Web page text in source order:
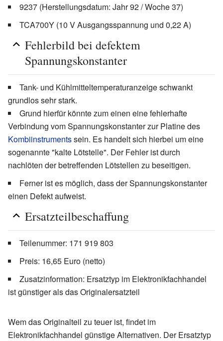
9237 (Herstellungsdatum: Jahr 92 / Woche 37)
TCA700Y (10 V Ausgangsspannung und 0,22 A)
Fehlerbild bei defektem
Spannungskonstanter
Tank- und Kühlmitteltemperaturanzeige schwankt
grundlos sehr stark.
Grund hierfür könnte zum einen eine fehlerhafte
Verbindung vom Spannungskonstanter zur Platine des
Kombiinstrumentssein. Es handelt sich hierbei um eine
sogenannte "kalte Lötstelle". Der Fehler ist durch
nachlöten der betreffenden Lötstellen zu beseitigen.
Ferner ist es möglich, dass der Spannungskonstanter
einen Defekt aufweist.
Ersatzteilbeschaffung
Teilenummer: 171 919 803
Preis: 16,65 Euro (netto)
Zusatzinformation: Ersatztyp im Elektronikfachhandel
ist günstiger als das Originalersatzteil
Wem das Originalteil zu teuer ist, findet im
Elektronikfachhandel günstige Alternativen. Der Ersatztyp